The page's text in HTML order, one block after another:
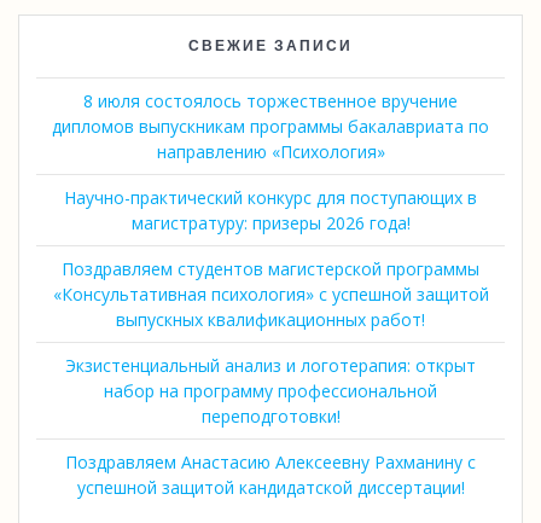
СВЕЖИЕ ЗАПИСИ
8 июля состоялось торжественное вручение
дипломов выпускникам программы бакалавриата по
направлению «Психология»
Научно-практический конкурс для поступающих в
магистратуру: призеры 2026 года!
Поздравляем студентов магистерской программы
«Консультативная психология» с успешной защитой
выпускных квалификационных работ!
Экзистенциальный анализ и логотерапия: открыт
набор на программу профессиональной
переподготовки!
Поздравляем Анастасию Алексеевну Рахманину с
успешной защитой кандидатской диссертации!